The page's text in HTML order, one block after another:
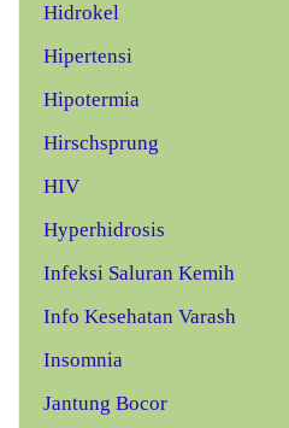
Hidrokel
Hipertensi
Hipotermia
Hirschsprung
HIV
Hyperhidrosis
Infeksi Saluran Kemih
Info Kesehatan Varash
Insomnia
Jantung Bocor